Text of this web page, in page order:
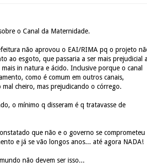
o Canal da Maternidade.
não aprovou o EAI/RIMA pq o projeto
ao esgoto, que passaria a ser mais prejudicial
in natura e ácido. Inclusive porque o canal
como é comum em outros canais,
cheiro, mas prejudicando o córrego.
o mínimo q disseram é q tratavasse de
que não e o governo se comprometeu
e já se vão longos anos... até agora NADA!
não devem ser isso...